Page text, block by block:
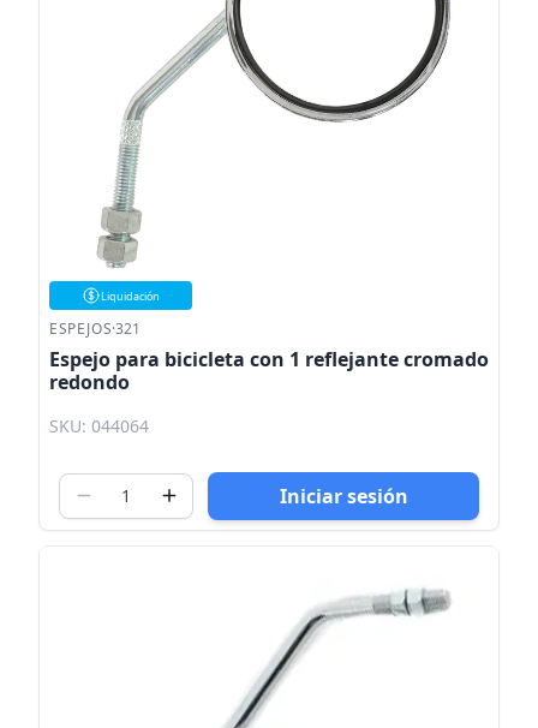
Liquidación
ESPEJOS·321
Espejo para bicicleta con 1 reflejante cromado
redondo
SKU: 044064
Iniciar sesión